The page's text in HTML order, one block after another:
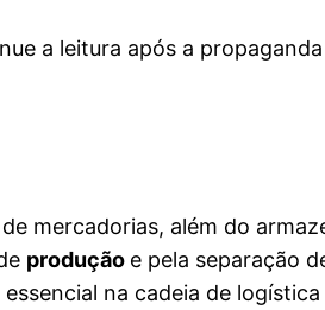
a leitura após a
mercadorias, além do
produção e pela separação
na cadeia de logística